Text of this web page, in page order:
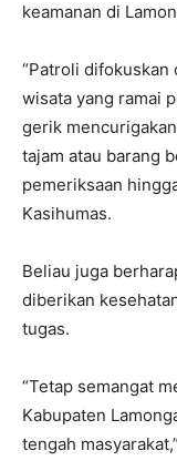
keamanan di
“Patroli
wisata yang ramai
gerik
tajam atau barang
pemeriksaan
Kasihumas.
Beliau juga
diberikan
tugas.
“Tetap semangat
Kabupaten
tengah